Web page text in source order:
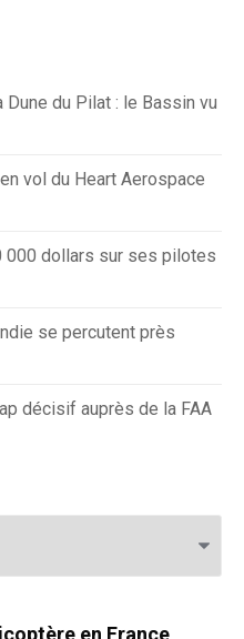
du Pilat : le Bassin vu
vol du Heart Aerospace
000 dollars sur ses pilotes
se percutent près
décisif auprès de la FAA
en France